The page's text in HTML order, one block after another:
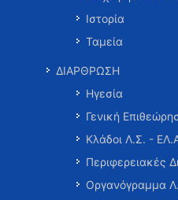
Ιστορία
Ταμεία
ΔΙΑΡΘΡΩΣΗ
Ηγεσία
Γενική
Κλάδοι Λ.Σ. -
Περιφερειακές
Οργανόγραμμα